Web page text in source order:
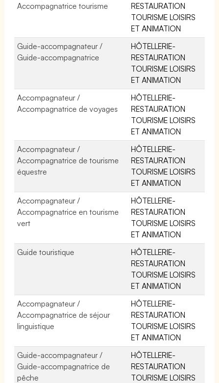
Accompagnatrice tourisme
RESTAURATION
TOURISME LOISIRS
ET ANIMATION
Guide-accompagnateur /
Guide-accompagnatrice
HÔTELLERIE-
RESTAURATION
TOURISME LOISIRS
ET ANIMATION
Accompagnateur /
Accompagnatrice de voyages
HÔTELLERIE-
RESTAURATION
TOURISME LOISIRS
ET ANIMATION
Accompagnateur /
Accompagnatrice de tourisme
équestre
HÔTELLERIE-
RESTAURATION
TOURISME LOISIRS
ET ANIMATION
Accompagnateur /
Accompagnatrice en tourisme
vert
HÔTELLERIE-
RESTAURATION
TOURISME LOISIRS
ET ANIMATION
Guide touristique
HÔTELLERIE-
RESTAURATION
TOURISME LOISIRS
ET ANIMATION
Accompagnateur /
Accompagnatrice de séjour
linguistique
HÔTELLERIE-
RESTAURATION
TOURISME LOISIRS
ET ANIMATION
Guide-accompagnateur /
Guide-accompagnatrice de
pêche
HÔTELLERIE-
RESTAURATION
TOURISME LOISIRS